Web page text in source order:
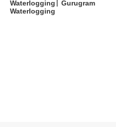
Waterlogging| Gurugram
Waterlogging